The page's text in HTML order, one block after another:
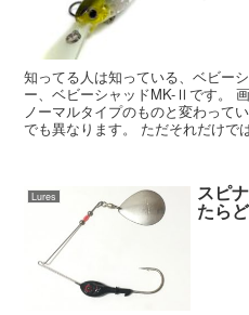
知ってる人は知っている、ベビー
ー、ベビーシャッドMK-Ⅱです。
ノーマルタイプのものと変わって
でも異なります。 ただそれだけで
Lures スピ
たら